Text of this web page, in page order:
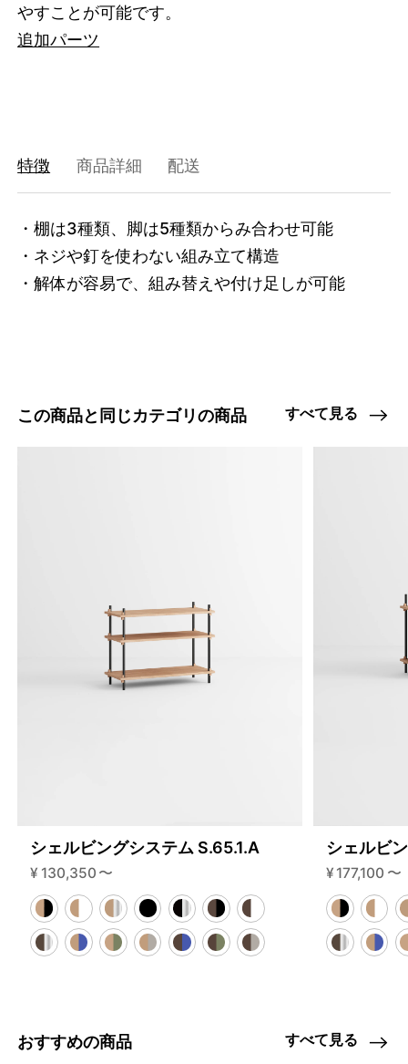
3671565992168 オーク/ホワイト
やすことが可能です。
追加パーツ
特徴 商品詳細 配送
・棚は3種類、脚は5種類からみ合わせ可能
・ネジや釘を使わない組み立て構造
・解体が容易で、組み替えや付け足しが可能
この商品と同じカテゴリの商品 すべて見る
シェルビングシステム S.65.1.A
¥ 130,350 〜
シェルビ
¥ 177,100 〜
おすすめの商品 すべて見る